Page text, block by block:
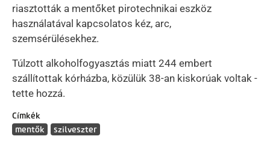
riasztották a mentőket pirotechnikai eszköz
használatával kapcsolatos kéz, arc,
szemsérülésekhez.
Túlzott alkoholfogyasztás miatt 244 embert
szállítottak kórházba, közülük 38-an kiskorúak voltak -
tette hozzá.
Címkék
mentők
szilveszter